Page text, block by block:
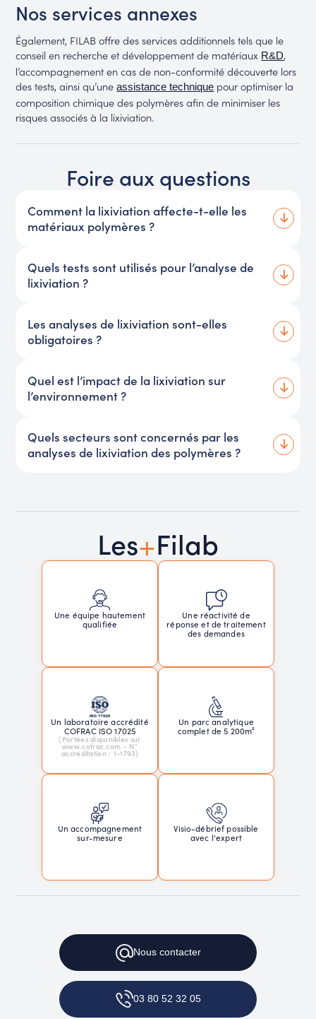
Nos services annexes
Également, FILAB offre des services additionnels tels que le
conseil en recherche et développement de matériaux R&D,
l’accompagnement en cas de non-conformité découverte lors
des tests, ainsi qu’uneassistance technique pour optimiser la
composition chimique des polymères afin de minimiser les
risques associés à la lixiviation.
Foire aux questions
Comment la lixiviation affecte-t-elle les
matériaux polymères ?
Quels tests sont utilisés pour l’analyse de
lixiviation ?
Les analyses de lixiviation sont-elles
obligatoires ?
Quel est l’impact de la lixiviation sur
l’environnement ?
Quels secteurs sont concernés par les
analyses de lixiviation des polymères ?
Les+Filab
Une équipe hautement
qualifiée
Une réactivité de
réponse et de traitement
des demandes
Un laboratoire accrédité
COFRAC ISO 17025
(Portées disponibles sur
www.cofrac.com - N°
accréditation : 1-1793)
Un parc analytique
complet de 5 200m²
Un accompagnement
sur-mesure
Visio-débrief possible
avec l'expert
Nouscontacter
03 80 52 32 05